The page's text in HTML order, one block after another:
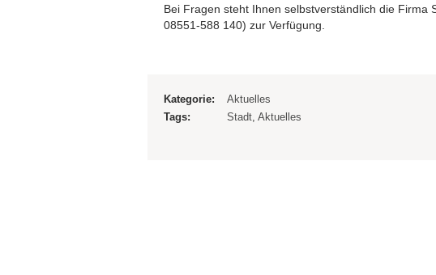
Bei Fragen steht Ihnen selbstverständlich die Firma
08551-588 140) zur Verfügung.
Kategorie: Aktuelles
Tags:
Stadt, Aktuelles